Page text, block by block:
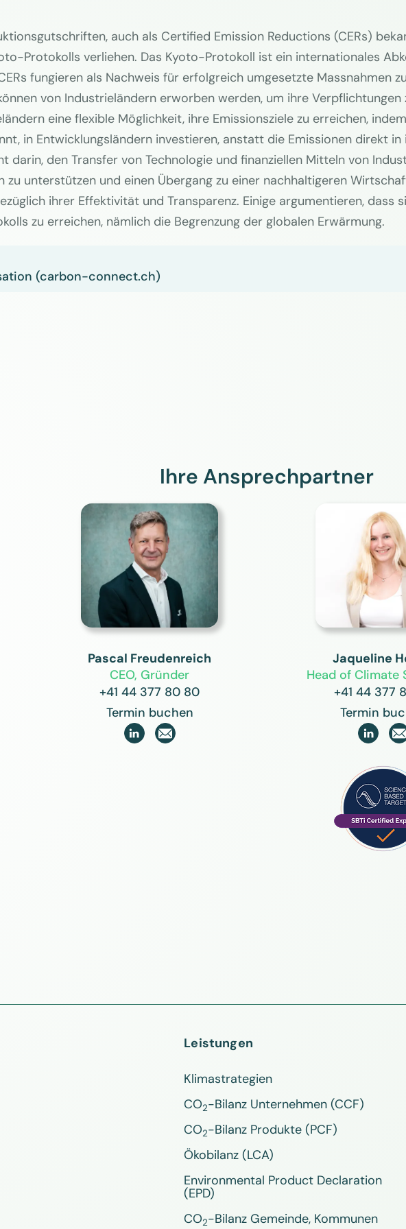
auch als Certified Emission Reductions (CERs)
Protokolls verliehen. Das Kyoto-Protokoll ist ein internationales
fungieren als Nachweis für erfolgreich umgesetzte Massnahmen
von Industrieländern erworben werden, um ihre
eine flexible Möglichkeit, ihre Emissionsziele zu erreichen,
in Entwicklungsländern investieren, anstatt die Emissionen direkt in
darin, den Transfer von Technologie und finanziellen Mitteln von
zu unterstützen und einen Übergang zu einer nachhaltigeren
ihrer Effektivität und Transparenz. Einige argumentieren, dass
zu erreichen, nämlich die Begrenzung der globalen Erwärmung.
(carbon-connect.ch)
Ihre Ansprechpartner
Pascal Freudenreich
CEO, Gründer
+41 44 377 80 80
Termin buchen

Jaqueline
Head of Climate
+41 44 377
Termin

Leistungen
Klimastrategien
CO2-Bilanz Unternehmen (CCF)
CO2-Bilanz Produkte (PCF)
Ökobilanz (LCA)
Environmental Product Declaration
(EPD)
CO2-Bilanz Gemeinde, Kommunen